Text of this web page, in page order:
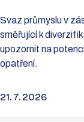
Svaz průmyslu v
směřující k
upozornit na
opatření.
21. 7. 2026